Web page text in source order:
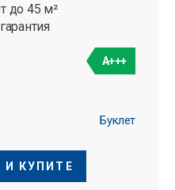
до 45 м²
A+++
Буклет
КУПИТЕ